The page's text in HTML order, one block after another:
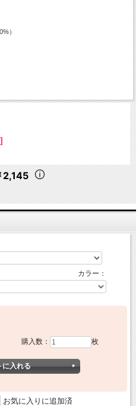
）
2,145
カラー：
購入数： 枚
お気に入りに追加済